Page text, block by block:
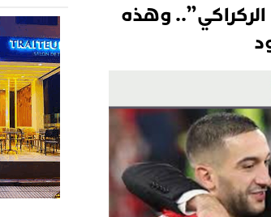
الركراكي”.. وهذه